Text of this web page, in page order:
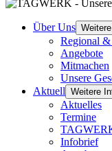
Über Uns
Regional
Angebote
Mitmachen
Unsere
Aktuell Weitere
Aktuelles
Termine
Infobrief